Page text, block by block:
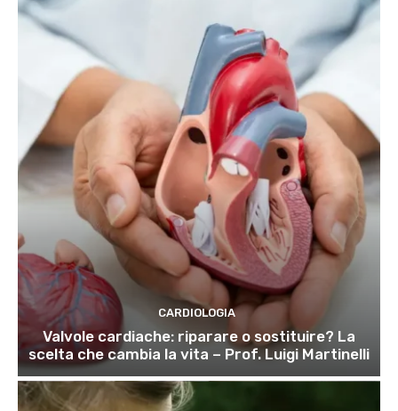
CARDIOLOGIA
Valvole cardiache: riparare o sostituire? La
scelta che cambia la vita – Prof. Luigi Martinelli